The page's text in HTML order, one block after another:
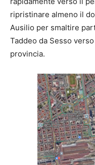
ripristinare almeno il
Ausilio per smaltire
Taddeo da Sesso
provincia.